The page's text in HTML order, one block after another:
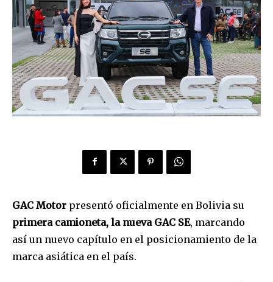
GAC Motor presentó oficialmente en Bolivia su
primera camioneta, la nueva GAC SE, marcando
así un nuevo capítulo en el posicionamiento de la
marca asiática en el país.